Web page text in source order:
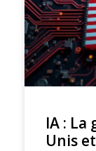
IA : La
Unis